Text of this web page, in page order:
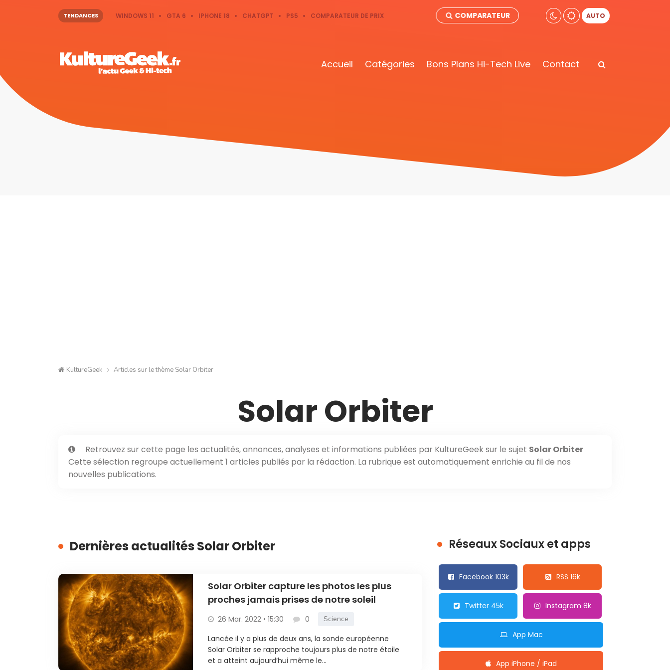
TENDANCES WINDOWS 11 GTA 6 IPHONE 18 CHATGPT PS5 COMPARATEUR DE PRIX COMPARATEUR AUTO
Accueil Catégories Bons Plans Hi-Tech Live Contact
KultureGeek Articles sur le thème Solar Orbiter
Solar Orbiter
Retrouvez sur cette page les actualités, annonces, analyses et informations publiées par KultureGeek sur le sujet Solar Orbiter
Cette sélection regroupe actuellement 1 articles publiés par la rédaction. La rubrique est automatiquement enrichie au fil de nos
nouvelles publications.
Dernières actualités Solar Orbiter
Solar Orbiter capture les photos les plus
proches jamais prises de notre soleil
26 Mar. 2022 • 15:30 0 Science
Lancée il y a plus de deux ans, la sonde européenne
Solar Orbiter se rapproche toujours plus de notre étoile
et a atteint aujourd’hui même le...
Réseaux Sociaux et apps
Facebook 103k RSS 16k
Twitter 45k Instagram 8k
App Mac
App iPhone / iPad